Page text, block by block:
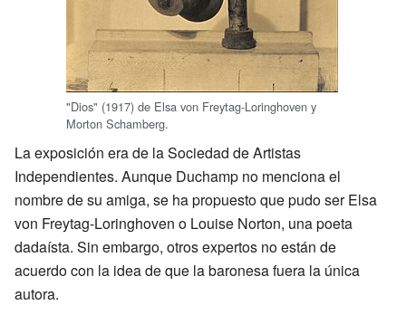
"Dios" (1917) de Elsa von Freytag-Loringhoven y
Morton Schamberg.
La exposición era de la Sociedad de Artistas
Independientes. Aunque Duchamp no menciona el
nombre de su amiga, se ha propuesto que pudo ser Elsa
von Freytag-Loringhoven o Louise Norton, una poeta
dadaísta. Sin embargo, otros expertos no están de
acuerdo con la idea de que la baronesa fuera la única
autora.